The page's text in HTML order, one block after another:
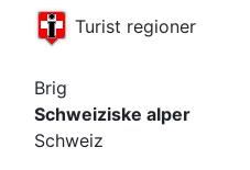
Turist regioner
Brig
Schweiziske alper
Schweiz